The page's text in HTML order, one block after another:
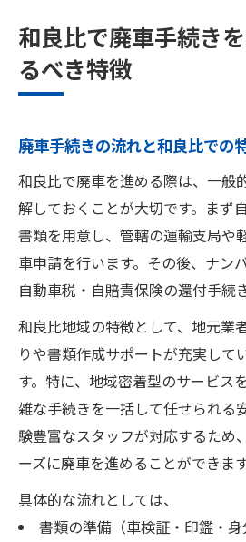
認
千葉県四街道市和良比で廃車
和良比で廃車する際に必
四街道市和良比での廃
廃車手続きを失敗しな
イス
地元和良比で廃車時に
ト
廃車なら和良比の歴史や地
和良比の歴史を知り廃車
地元事情を理解して廃
ツ
四街道市和良比の特徴が
廃車と和良比地域の魅力
地元の声から見る廃車手
和良比で廃車手続き
るべき特徴
廃車手続きの流れと和良比での
和良比で廃車を進める際は、一般
解しておくことが大切です。まず
書類を用意し、管轄の運輸支局や
車申請を行います。その後、ナン
自動車税・自賠責保険の還付手続
和良比地域の特徴として、地元業
りや書類作成サポートが充実して
す。特に、地域密着型のサービス
雑な手続きを一括して任せられる
験豊富なスタッフが対応するため
ーズに廃車を進めることができます
具体的な流れとしては、
書類の準備（車検証・印鑑・身